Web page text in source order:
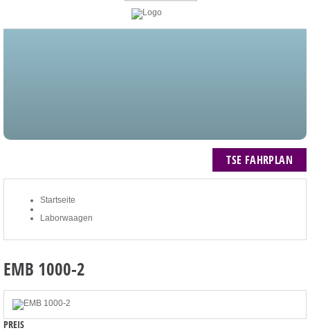
TSE FAHRPLAN
Startseite
Laborwaagen
EMB 1000-2
PREIS